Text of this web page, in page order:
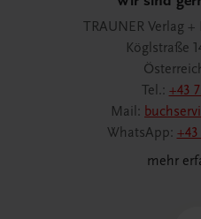
TRAUNER Verlag
Köglstraße
Tel.: +43
Mail:
WhatsApp: +43
mehr